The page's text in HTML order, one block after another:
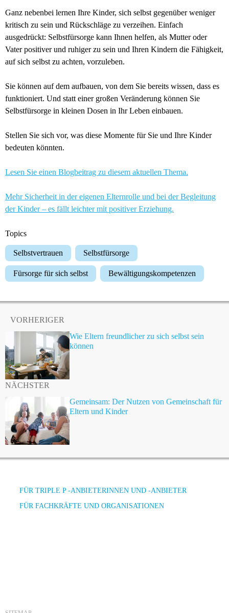
Ganz nebenbei lernen Ihre Kinder, sich selbst gegenüber weniger
kritisch zu sein und Rückschläge zu verzeihen. Einfach
ausgedrückt: Selbstfürsorge kann Ihnen helfen, als Mutter oder
Vater positiver und ruhiger zu sein und Ihren Kindern die Fähigkeit,
auf sich selbst zu achten, vorzuleben.
Sie können auf dem aufbauen, von dem Sie bereits wissen, dass es
funktioniert. Und statt einer großen Veränderung können Sie
Selbstfürsorge in kleinen Dosen in Ihr Leben einbauen.
Stellen Sie sich vor, was diese Momente für Sie und Ihre Kinder
bedeuten könnten.
Lesen Sie einen Blogbeitrag zu diesem aktuellen Thema.
Mehr Sicherheit in der eigenen Elternrolle und bei der Begleitung
der Kinder – es fällt leichter mit positiver Erziehung.
Topics
Selbstvertrauen Selbstfürsorge
Fürsorge für sich selbst Bewältigungskompetenzen
VORHERIGER
Wie Eltern freundlicher zu sich selbst sein
können
NÄCHSTER
Gemeinsam: Der Nutzen von Gemeinschaft für
Eltern und Kinder
FÜR TRIPLE P -ANBIETERINNEN UND -ANBIETER
FÜR FACHKRÄFTE UND ORGANISATIONEN